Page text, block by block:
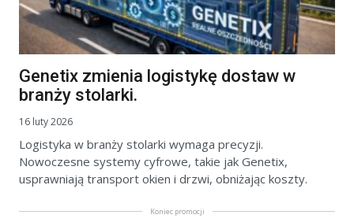
Genetix zmienia logistykę dostaw w
branży stolarki.
16 luty 2026
Logistyka w branży stolarki wymaga precyzji.
Nowoczesne systemy cyfrowe, takie jak Genetix,
usprawniają transport okien i drzwi, obniżając koszty.
Koniec promocji